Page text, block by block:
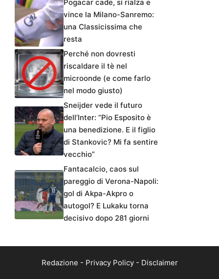
Pogacar cade, si rialza e
vince la Milano-Sanremo:
una Classicissima che
resta
Perché non dovresti
riscaldare il tè nel
microonde (e come farlo
nel modo giusto)
Sneijder vede il futuro
dell’Inter: “Pio Esposito è
una benedizione. E il figlio
di Stankovic? Mi fa sentire
vecchio”
Fantacalcio, caos sul
pareggio di Verona-Napoli:
gol di Akpa-Akpro o
autogol? E Lukaku torna
decisivo dopo 281 giorni
Redazione - Privacy Policy- Disclaimer